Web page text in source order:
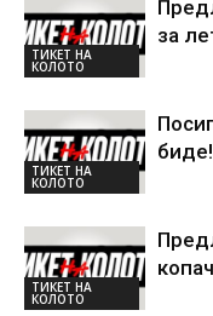
ТИКЕТ НА
КОЛОТО
за
ТИКЕТ НА
КОЛОТО
биде!
ТИКЕТ НА
КОЛОТО